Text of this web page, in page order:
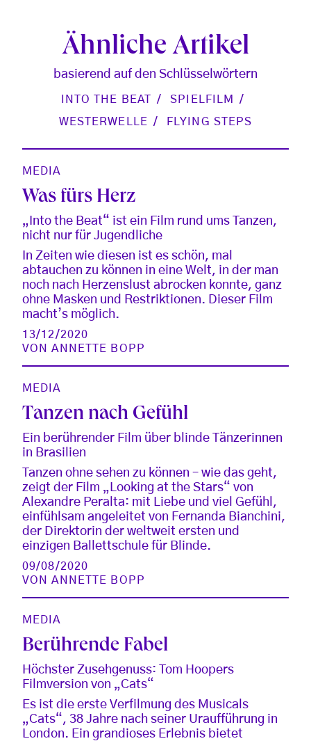
Ähnliche Artikel
basierend auf den Schlüsselwörtern
INTO THE BEAT
SPIELFILM
WESTERWELLE
FLYING STEPS
MEDIA
Was fürs Herz
„Into the Beat“ ist ein Film rund ums Tanzen,
nicht nur für Jugendliche
In Zeiten wie diesen ist es schön, mal
abtauchen zu können in eine Welt, in der man
noch nach Herzenslust abrocken konnte, ganz
ohne Masken und Restriktionen. Dieser Film
macht’s möglich.
13/12/2020
VONANNETTE BOPP
MEDIA
Tanzen nach Gefühl
Ein berührender Film über blinde Tänzerinnen
in Brasilien
Tanzen ohne sehen zu können – wie das geht,
zeigt der Film „Looking at the Stars“ von
Alexandre Peralta: mit Liebe und viel Gefühl,
einfühlsam angeleitet von Fernanda Bianchini,
der Direktorin der weltweit ersten und
einzigen Ballettschule für Blinde.
09/08/2020
VONANNETTE BOPP
MEDIA
Berührende Fabel
Höchster Zusehgenuss: Tom Hoopers
Filmversion von „Cats“
Es ist die erste Verfilmung des Musicals
„Cats“, 38 Jahre nach seiner Uraufführung in
London. Ein grandioses Erlebnis bietet